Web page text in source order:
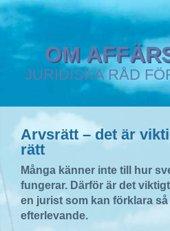
HEM
AFFÄRSJURIST
IMMATERIALRÄTT
OM
JURIDISKA RÅD
Arvsrätt – det är
rätt
Många känner inte till hur
fungerar. Därför är det
en jurist som kan förklara
efterlevande.